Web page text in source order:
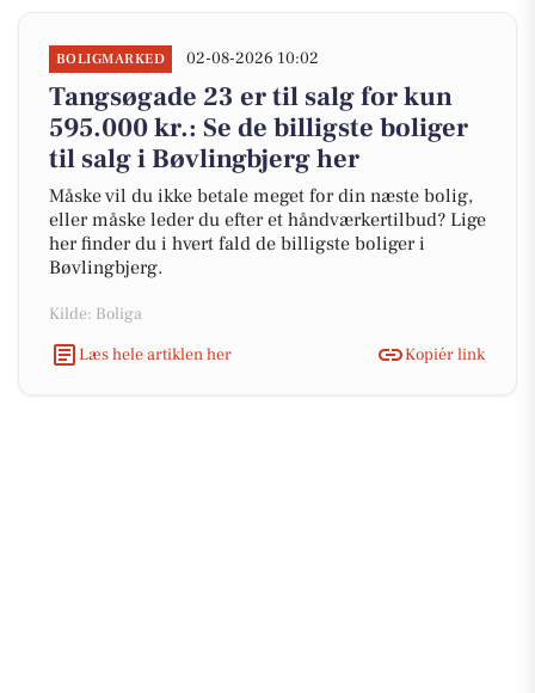
BOLIGMARKED 02-08-2026 10:02
Tangsøgade 23 er til salg for kun
595.000 kr.: Se de billigste boliger
til salg i Bøvlingbjerg her
Måske vil du ikke betale meget for din næste bolig,
eller måske leder du efter et håndværkertilbud? Lige
her finder du i hvert fald de billigste boliger i
Bøvlingbjerg.
Kilde: Boliga
Læs hele artiklen her
Kopiér link